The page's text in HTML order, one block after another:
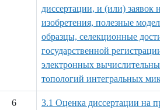
диссертации, и (или) заявок
изобретения, полезные
образцы, селекционные
государственной
электронных
топологий интегральных
6
3.1 Оценка диссертации на